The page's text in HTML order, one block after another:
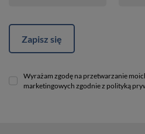
Zapisz się
Wyrażam zgodę na przetwarzanie
marketingowych zgodnie z polityką